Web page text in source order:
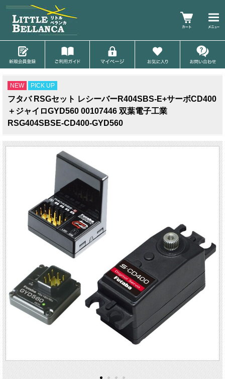
NEW PICK UP
フタバ RSGセット レシーバーR404SBS-E+サーボCD400
＋ジャイロGYD560 00107446 双葉電子工業
RSG404SBSE-CD400-GYD560